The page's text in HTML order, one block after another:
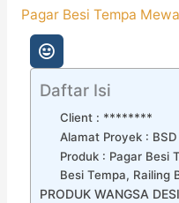
Pagar Besi Tempa
Daftar Isi
Client : ********
Alamat Proyek :
Produk : Pagar Besi
Besi Tempa, Railing
PRODUK WANGSA